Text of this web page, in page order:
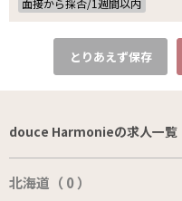
とりあえず保存
douce Harmonieの求人一覧
北海道（ 0 ）